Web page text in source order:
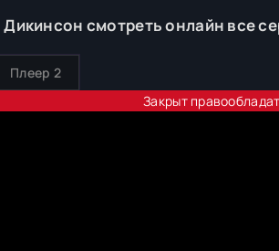
Дикинсон смотреть онлайн все
Плеер 2
Закрыт